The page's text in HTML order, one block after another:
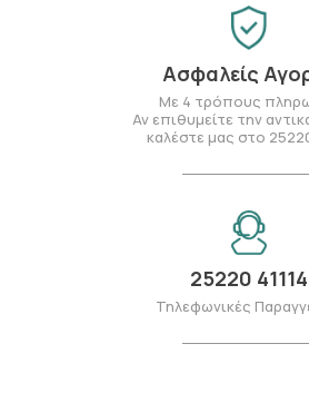
Ασφαλείς
Με 4 τρόπους
Αν επιθυμείτε την
καλέστε μας στο
25220 41114
Τηλεφωνικές